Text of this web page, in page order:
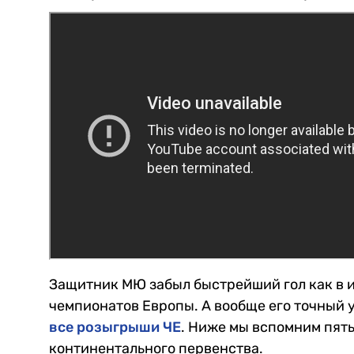
Защитник МЮ забыл быстрейший гол как в
чемпионатов Европы. А вообще его точный
все розыгрыши ЧЕ. Ниже мы вспомним
континентального первенства.